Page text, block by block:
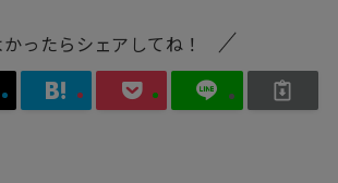
かったらシェアしてね！